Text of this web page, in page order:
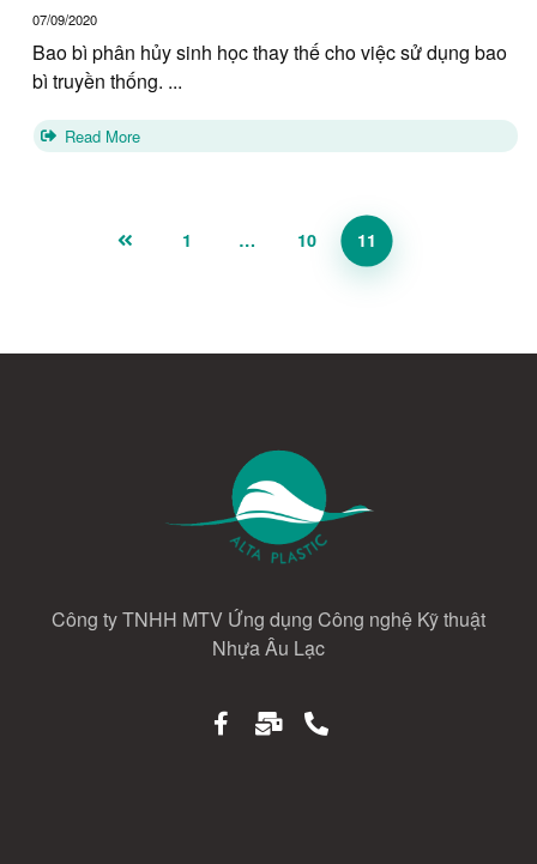
07/09/2020
Bao bì phân hủy sinh học thay thế cho việc sử dụng bao
bì truyền thống. ...
Read More
1 … 10 11
Công ty TNHH MTV Ứng dụng Công nghệ Kỹ thuật
Nhựa Âu Lạc